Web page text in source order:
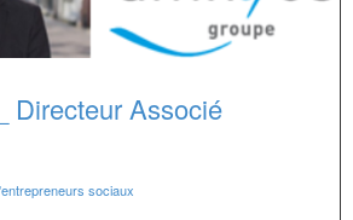
Directeur Associé
sociaux